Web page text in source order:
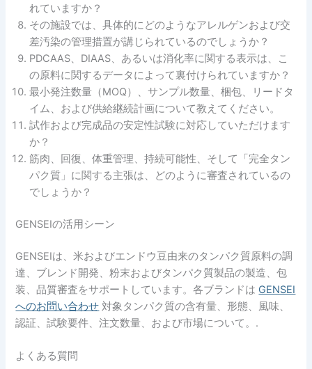
れていますか？
その施設では、具体的にどのようなアレルゲンおよび交
差汚染の管理措置が講じられているのでしょうか？
PDCAAS、DIAAS、あるいは消化率に関する表示は、こ
の原料に関するデータによって裏付けられていますか？
最小発注数量（MOQ）、サンプル数量、梱包、リードタ
イム、および供給継続計画について教えてください。
試作および完成品の安定性試験に対応していただけます
か？
筋肉、回復、体重管理、持続可能性、そして「完全タン
パク質」に関する主張は、どのように審査されているの
でしょうか？
GENSEIの活用シーン
GENSEIは、米およびエンドウ豆由来のタンパク質原料の調
達、ブレンド開発、粉末およびタンパク質製品の製造、包
装、品質審査をサポートしています。各ブランドは GENSEI
へのお問い合わせ 対象タンパク質の含有量、形態、風味、
認証、試験要件、注文数量、および市場について。.
よくある質問